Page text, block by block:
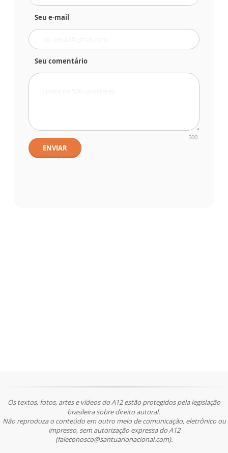
Seu e-mail
Seu comentário
500
ENVIAR
Os textos, fotos, artes e vídeos do A12 estão protegidos pela legislação
brasileira sobre direito autoral.
Não reproduza o conteúdo em outro meio de comunicação, eletrônico ou
impresso, sem autorização expressa do A12
(faleconosco@santuarionacional.com).